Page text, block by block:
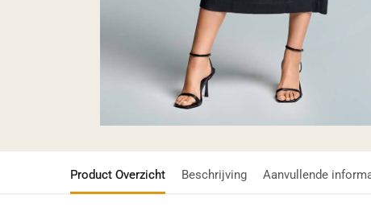
Product Overzicht Beschrijving Aanvullende